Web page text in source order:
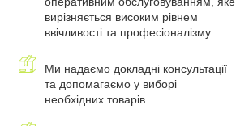
вирізняється високим рівнем
ввічливості та професіоналізму.
Ми надаємо докладні консультації
та допомагаємо у виборі
необхідних товарів.